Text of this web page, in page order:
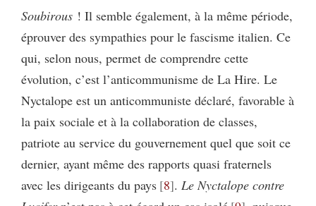
Soubirous ! Il semble également, à la même période,
éprouver des sympathies pour le fascisme italien. Ce
qui, selon nous, permet de comprendre cette
évolution, c’est l’anticommunisme de La Hire. Le
Nyctalope est un anticommuniste déclaré, favorable à
la paix sociale et à la collaboration de classes,
patriote au service du gouvernement quel que soit ce
dernier, ayant même des rapports quasi fraternels
avec les dirigeants du pays 8 . Le Nyctalope contre